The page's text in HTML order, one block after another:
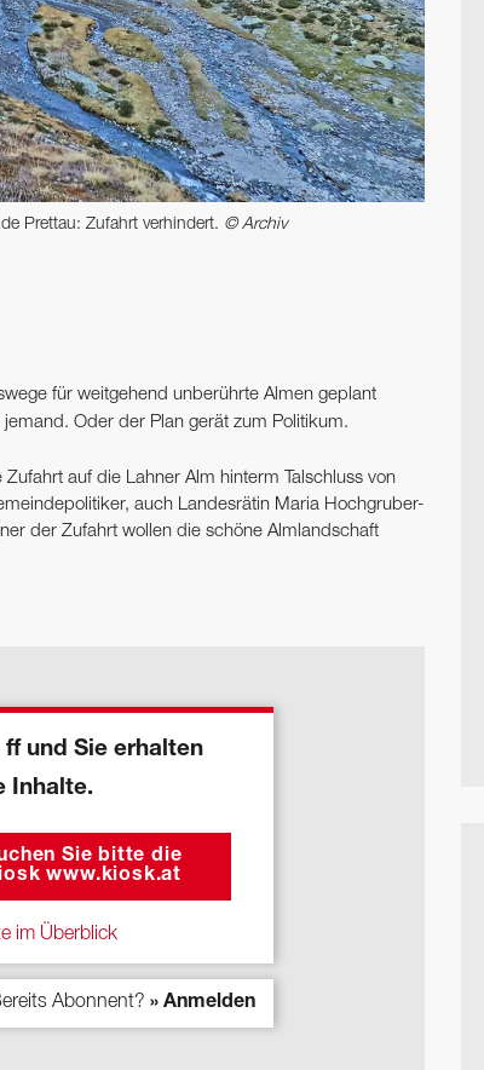
Prettau: Zufahrt verhindert. © Archiv
für weitgehend unberührte Almen geplant
Oder der Plan gerät zum Politikum.
auf die Lahner Alm hinterm Talschluss von
auch Landesrätin Maria Hochgruber-
der Zufahrt wollen die schöne Almlandschaft
und Sie erhalten
Inhalte.
Sie bitte die
www.kiosk.at
im Überblick
Abonnent? » Anmelden